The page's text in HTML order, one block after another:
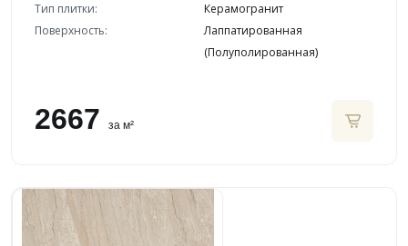
Тип плитки:
Керамогранит
Поверхность:
Лаппатированная
(Полуполированная)
2667 за м²